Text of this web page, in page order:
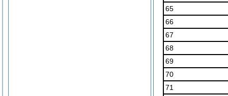
65
66
67
68
69
70
71